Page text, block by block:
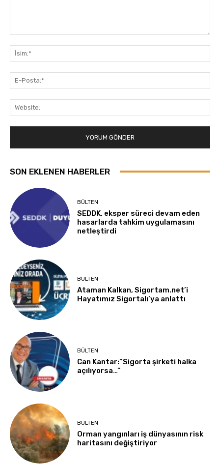
SON EKLENEN HABERLER
BÜLTEN
SEDDK, eksper süreci devam eden
hasarlarda tahkim uygulamasını
netleştirdi
BÜLTEN
Ataman Kalkan, Sigortam.net’i
Hayatımız Sigortalı’ya anlattı
BÜLTEN
Can Kantar:”Sigorta şirketi halka
açılıyorsa…”
BÜLTEN
Orman yangınları iş dünyasının risk
haritasını değiştiriyor